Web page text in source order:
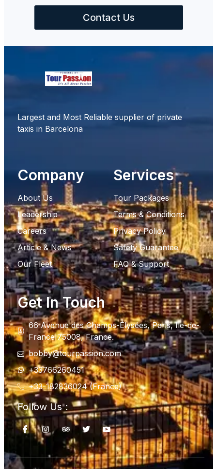
Contact Us
Largest and Most Reliable supplier of private
taxis in Barcelona
Company
About Us
Leadership
Careers
Article & News
Our Fleet
Services
Tour Packages
Terms & Conditions
Privacy Policy
Safety Guarantee
FAQ & Support
Get In Touch
66 Avenue des Champs-Élysées, Paris, Ile-de-
France 75008, France.
bobby@tourpassion.com
+33766260451
+33-182836024 (France)
Follow Us :